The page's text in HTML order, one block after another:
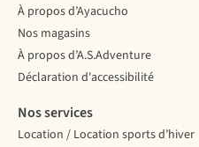
À propos d’Ayacucho
Nos magasins
À propos d’A.S.Adventure
Déclaration d'accessibilité
Nos services
Location / Location sports d’hiver